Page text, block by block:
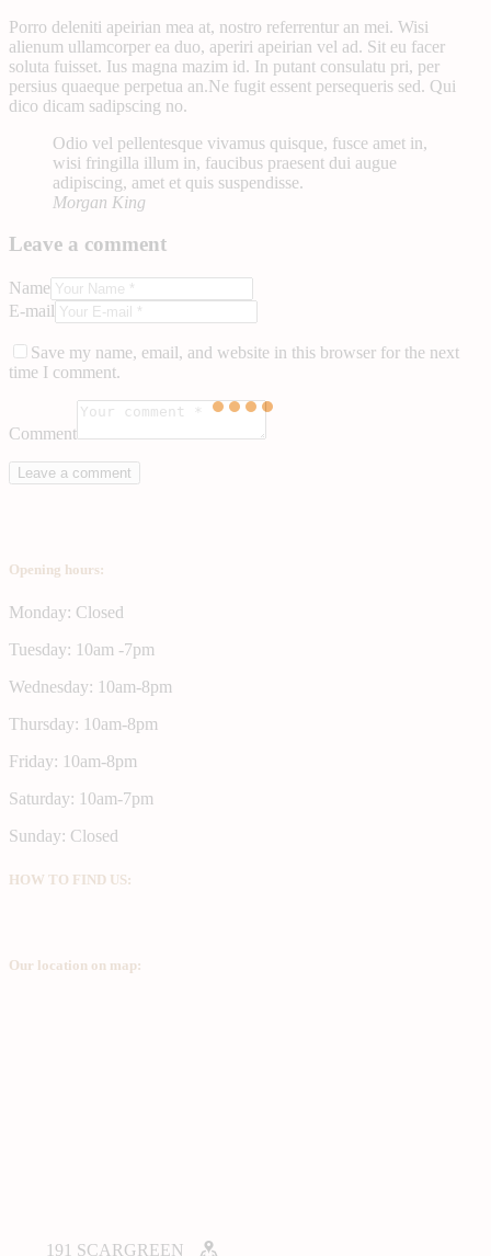
Porro deleniti apeirian mea at, nostro referrentur an mei. Wisi
alienum ullamcorper ea duo, aperiri apeirian vel ad. Sit eu facer
soluta fuisset. Ius magna mazim id. In putant consulatu pri, per
persius quaeque perpetua an.Ne fugit essent persequeris sed. Qui
dico dicam sadipscing no.
Odio vel pellentesque vivamus quisque, fusce amet in,
wisi fringilla illum in, faucibus praesent dui augue
adipiscing, amet et quis suspendisse.
Morgan King
Leave a comment
Name
E-mail
Save my name, email, and website in this browser for the next
time I comment.
Comment
Opening hours:
Monday: Closed
Tuesday: 10am -7pm
Wednesday: 10am-8pm
Thursday: 10am-8pm
Friday: 10am-8pm
Saturday: 10am-7pm
Sunday: Closed
HOW TO FIND US:
Our location on map:
191 SCARGREEN